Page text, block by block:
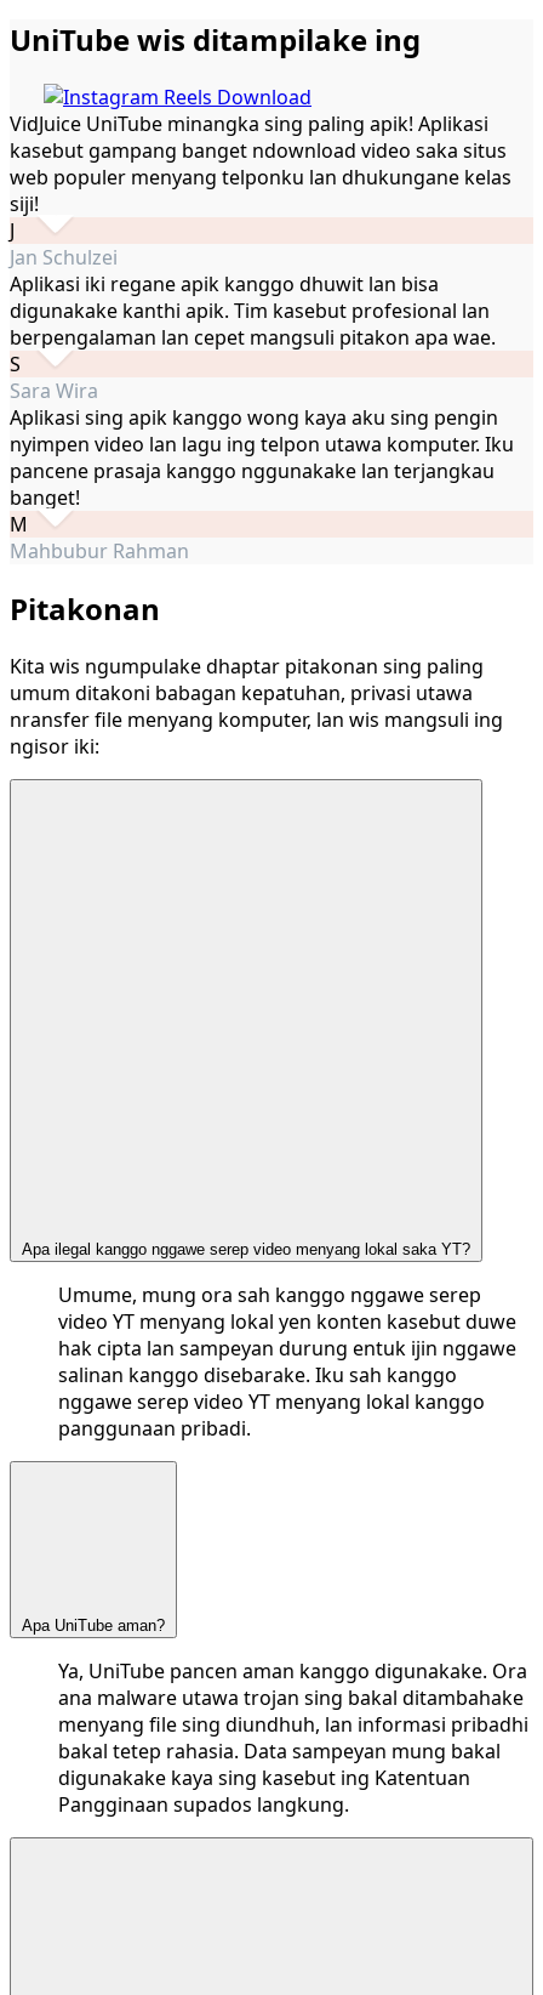
UniTube wis ditampilake ing
VidJuice UniTube minangka sing paling apik! Aplikasi
kasebut gampang banget ndownload video saka situs
web populer menyang telponku lan dhukungane kelas
siji!
J
Jan Schulzei
Aplikasi iki regane apik kanggo dhuwit lan bisa
digunakake kanthi apik. Tim kasebut profesional lan
berpengalaman lan cepet mangsuli pitakon apa wae.
S
Sara Wira
Aplikasi sing apik kanggo wong kaya aku sing pengin
nyimpen video lan lagu ing telpon utawa komputer. Iku
pancene prasaja kanggo nggunakake lan terjangkau
banget!
M
Mahbubur Rahman
Pitakonan
Kita wis ngumpulake dhaptar pitakonan sing paling
umum ditakoni babagan kepatuhan, privasi utawa
nransfer file menyang komputer, lan wis mangsuli ing
ngisor iki:
Apa ilegal kanggo nggawe serep video menyang lokal saka YT?
Umume, mung ora sah kanggo nggawe serep
video YT menyang lokal yen konten kasebut duwe
hak cipta lan sampeyan durung entuk ijin nggawe
salinan kanggo disebarake. Iku sah kanggo
nggawe serep video YT menyang lokal kanggo
panggunaan pribadi.
Apa UniTube aman?
Ya, UniTube pancen aman kanggo digunakake. Ora
ana malware utawa trojan sing bakal ditambahake
menyang file sing diundhuh, lan informasi pribadhi
bakal tetep rahasia. Data sampeyan mung bakal
digunakake kaya sing kasebut ing Katentuan
Pangginaan supados langkung.